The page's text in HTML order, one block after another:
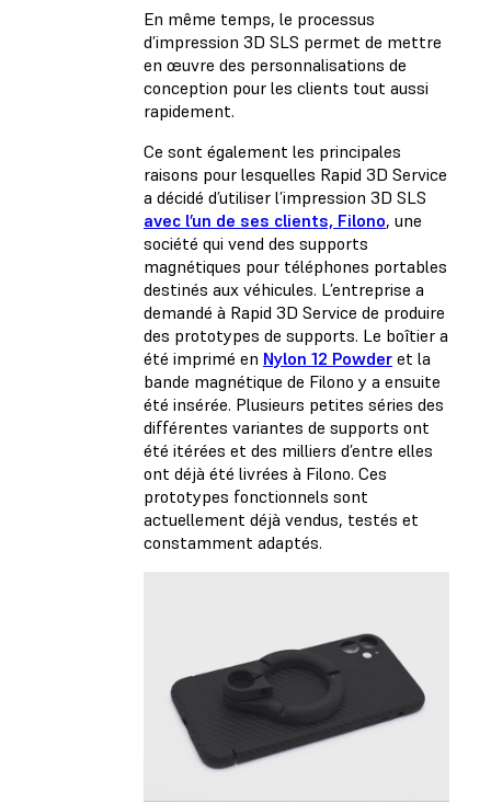
En même temps, le processus
d’impression 3D SLS permet de mettre
en œuvre des personnalisations de
conception pour les clients tout aussi
rapidement.
Ce sont également les principales
raisons pour lesquelles Rapid 3D Service
a décidé d’utiliser l’impression 3D SLS
avec l’un de ses clients, Filono, une
société qui vend des supports
magnétiques pour téléphones portables
destinés aux véhicules. L’entreprise a
demandé à Rapid 3D Service de produire
des prototypes de supports. Le boîtier a
été imprimé en Nylon 12 Powder et la
bande magnétique de Filono y a ensuite
été insérée. Plusieurs petites séries des
différentes variantes de supports ont
été itérées et des milliers d’entre elles
ont déjà été livrées à Filono. Ces
prototypes fonctionnels sont
actuellement déjà vendus, testés et
constamment adaptés.